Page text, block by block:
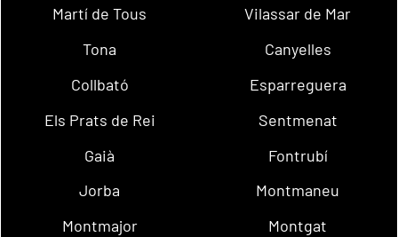
Martí de Tous
Vilassar de Mar
Tona
Canyelles
Collbató
Esparreguera
Els Prats de Rei
Sentmenat
Gaià
Fontrubí
Jorba
Montmaneu
Montmajor
Montgat